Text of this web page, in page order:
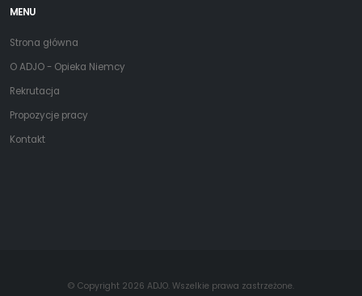
MENU
Strona główna
O ADJO - Opieka Niemcy
Rekrutacja
Propozycje pracy
Kontakt
© Copyright 2026 ADJO. Wszelkie prawa zastrzeżone.